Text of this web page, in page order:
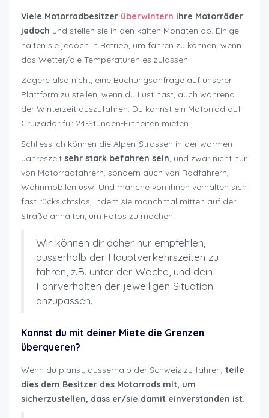
Viele Motorradbesitzer überwintern ihre Motorräder
jedoch und stellen sie in den kalten Monaten ab. Einige
halten sie jedoch in Betrieb, um fahren zu können, wenn
das Wetter/die Temperaturen es zulassen.
Zögere also nicht, eine Buchungsanfrage auf unserer
Plattform zu stellen, wenn du Lust hast, auch während
der Winterzeit auszufahren. Du kannst ein Motorrad auf
Cruizador für 24-Stunden-Einheiten mieten.
Schliesslich können die Alpen-Strassen in der warmen
Jahreszeit sehr stark befahren sein, und zwar nicht nur
von Motorradfahrern, sondern auch von Radfahrern,
Wohnmobilen usw. Und manche von ihnen verhalten sich
fast rücksichtslos, indem sie manchmal mitten auf der
Straße anhalten, um Fotos zu machen.
Wir können dir daher nur empfehlen,
ausserhalb der Hauptverkehrszeiten zu
fahren, z.B. unter der Woche, und dein
Fahrverhalten der jeweiligen Situation
anzupassen.
Kannst du mit deiner Miete die Grenzen
überqueren?
Wenn du planst, ausserhalb der Schweiz zu fahren, teile
dies dem Besitzer des Motorrads mit, um
sicherzustellen, dass er/sie damit einverstanden ist.